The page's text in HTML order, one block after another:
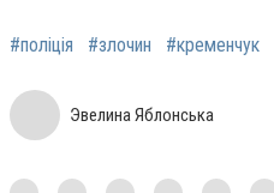
#поліція #злочин #кременчук
Эвелина Яблонська